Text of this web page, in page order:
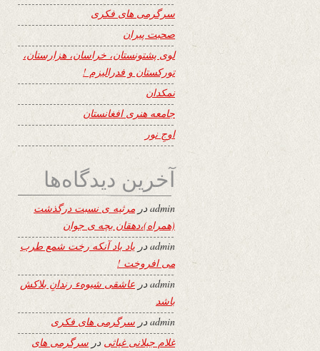
سرگرمی های فکری
صحبت پیران
لوی پشتونستان، خراسان، هزارستان،
تورکستان و فدرالیزم !
نمکدان
جامعه هنری افغانستان
اوجِ نور
آخرین دیدگاه‌ها
adminدر مرثیه ی نسبت درگذشت
(همراه)،دهقان بچه ی جوان
admin در یاد باد آنکه رخت شمع طرب
می افروخت !
adminدر عاشقی شیوهء رندانِ بلاکش
باشد
admin در سرگرمی های فکری
غلام جیلانی غیاثی در سرگرمی های